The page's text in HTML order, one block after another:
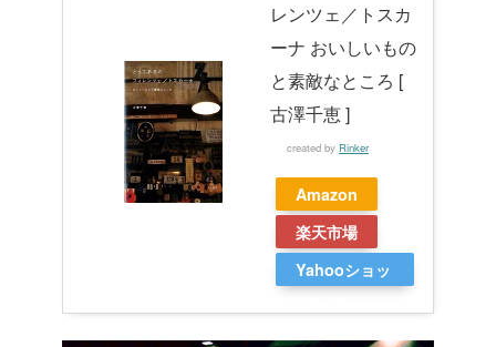
レンツェ／トスカ
ーナ おいしいもの
と素敵なところ [
古澤千恵 ]
created by Rinker
Amazon
楽天市場
Yahooショッ